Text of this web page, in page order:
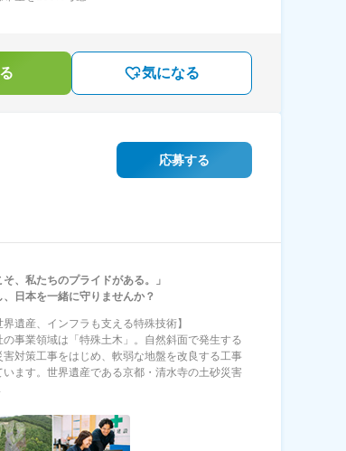
気になる
応募する
そ、私たちのプライドがある。」
日本を一緒に守りませんか？
、インフラも支える特殊技術】
領域は「特殊土木」。自然斜面で発生する
対策工事をはじめ、軟弱な地盤を改良する工事
ます。世界遺産である京都・清水寺の土砂災害